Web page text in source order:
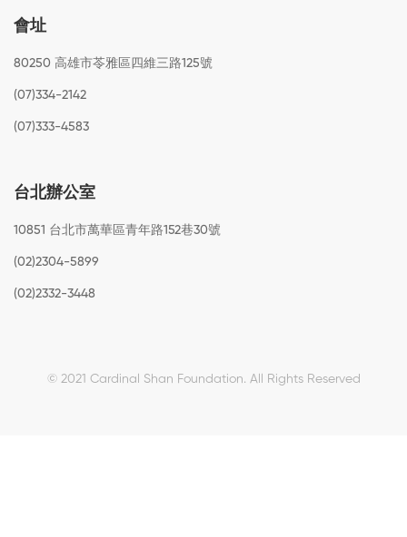
會址
80250 高雄市苓雅區四維三路125號
(07)334-2142
(07)333-4583
台北辦公室
10851 台北市萬華區青年路152巷30號
(02)2304-5899
(02)2332-3448
© 2021 Cardinal Shan Foundation. All Rights Reserved